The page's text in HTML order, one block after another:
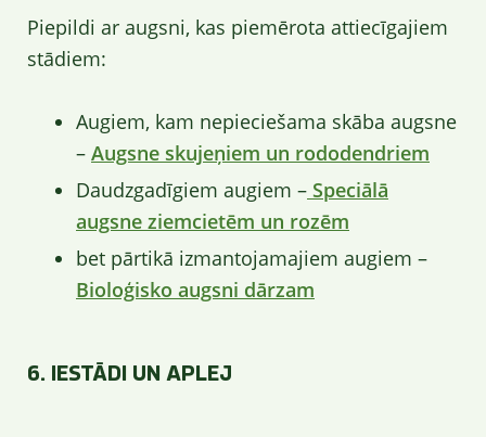
Piepildi ar augsni, kas piemērota attiecīgajiem
stādiem:
Augiem, kam nepieciešama skāba augsne
– Augsne skujeņiem un rododendriem
Daudzgadīgiem augiem – Speciālā
augsne ziemcietēm un rozēm
bet pārtikā izmantojamajiem augiem –
Bioloģisko augsni dārzam
6. IESTĀDI UN APLEJ